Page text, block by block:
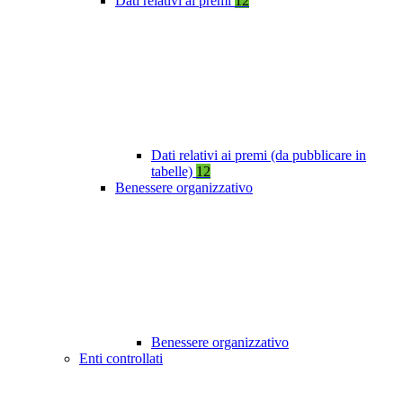
Dati relativi ai premi (da pubblicare in
tabelle) 12
Benessere organizzativo
Benessere organizzativo
Enti controllati